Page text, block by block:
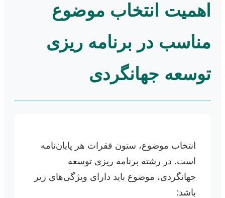
اهمیت انتخاب موضوع
مناسب در برنامه ریزی
توسعه جهانگردی
انتخاب موضوع، ستون فقرات هر پایان‌نامه
است. در رشته برنامه ریزی توسعه
جهانگردی، موضوع باید دارای ویژگی‌های زیر
باشد: